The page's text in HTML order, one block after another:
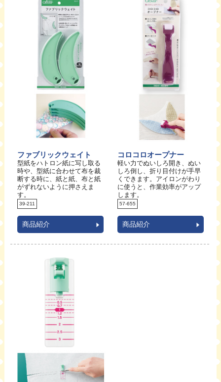
ファブリックウェイト
型紙をハトロン紙に写し取る
時や、型紙に合わせて布を裁
断する時に、紙と紙、布と紙
がずれないように押さえま
す。
39-211
商品紹介
コロコロオープナー
軽い力でぬいしろ開き、ぬい
しろ倒し、折り目付けが手早
くできます。アイロンがわり
に使うと、作業効率がアップ
します。
57-655
商品紹介